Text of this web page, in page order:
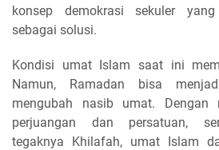
konsep demokrasi sekuler
sebagai solusi.
Kondisi umat Islam saat ini
Namun, Ramadan bisa
mengubah nasib umat. Dengan
perjuangan dan persatuan,
tegaknya Khilafah, umat Islam